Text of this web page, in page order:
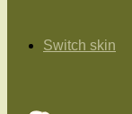
Switch skin